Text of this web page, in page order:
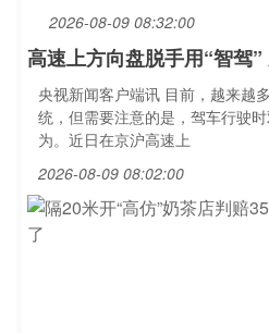
2026-08-09 08:32:00
高速上方向盘脱手用“智驾
央视新闻客户端讯 目前，越来越
统，但需要注意的是，驾车行驶
为。近日在京沪高速上
2026-08-09 08:02:00